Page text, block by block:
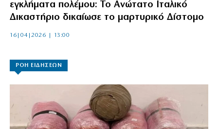
εγκλήματα πολέμου: Το Ανώτατο Ιταλικό
Δικαστήριο δικαίωσε το μαρτυρικό Δίστομο
16|04|2026 | 13:00
ΡΟΗ ΕΙΔΗΣΕΩΝ